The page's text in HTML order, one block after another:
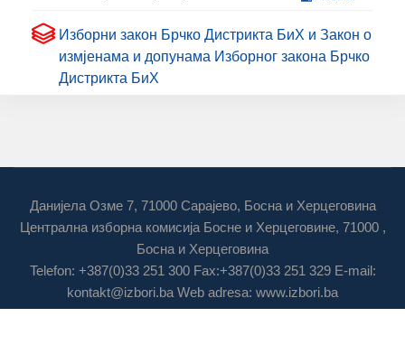
Изборни закон Брчко Дистрикта БиХ и Закон о
измјенама и допунама Изборног закона Брчко
Дистрикта БиХ
Данијела Озме 7, 71000 Сарајево, Босна и Херцеговина
Централна изборна комисија Босне и Херцеговине, 71000 ,
Босна и Херцеговина
Telefon: +387(0)33 251 300 Fax:+387(0)33 251 329 E-mail:
kontakt@izbori.ba Web adresa: www.izbori.ba